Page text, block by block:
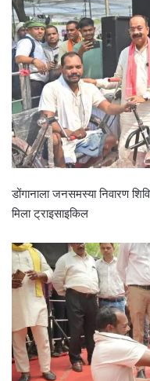
डोंगानाला जनसमस्या निवारण
मिला ट्राइसाइकिल